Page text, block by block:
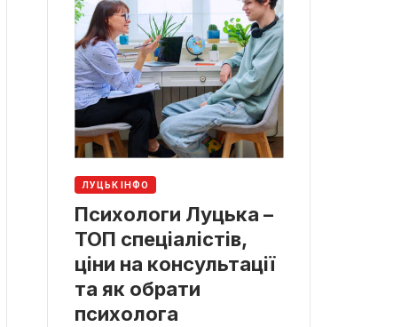
ЛУЦЬК ІНФО
Психологи Луцька –
ТОП спеціалістів,
ціни на консультації
та як обрати
психолога